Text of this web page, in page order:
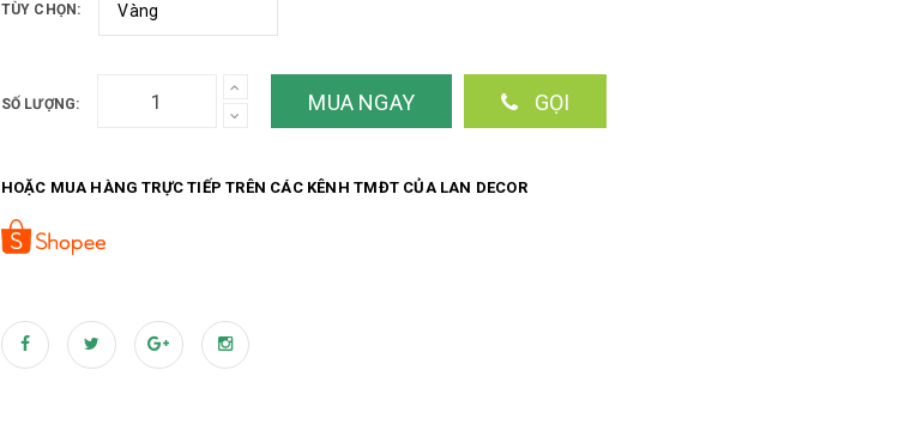
TÙY CHỌN:
SỐ LƯỢNG: MUA NGAY GỌI
HOẶC MUA HÀNG TRỰC TIẾP TRÊN CÁC KÊNH TMĐT CỦA LAN DECOR